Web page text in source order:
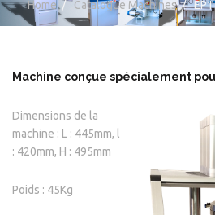
Home / Catalogue Machines /
Machine conçue spécialement
Dimensions de la
machine : L : 445mm, l
: 420mm, H : 495mm
Poids : 45Kg